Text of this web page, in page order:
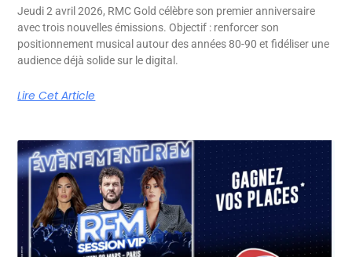
Jeudi 2 avril 2026, RMC Gold célèbre son premier anniversaire
avec trois nouvelles émissions. Objectif : renforcer son
positionnement musical autour des années 80-90 et fidéliser une
audience déjà solide sur le digital.
Lire Cet Article